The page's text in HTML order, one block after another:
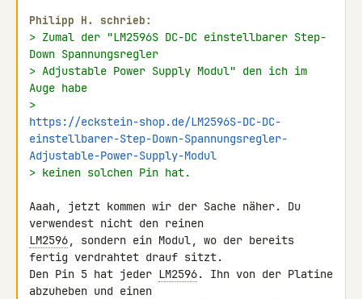
Philipp H. schrieb:
> Zumal der "LM2596S DC-DC einstellbarer Step-
Down Spannungsregler
> Adjustable Power Supply Modul" den ich im
Auge habe
>
https://eckstein-shop.de/LM2596S-DC-DC-
einstellbarer-Step-Down-Spannungsregler-
Adjustable-Power-Supply-Modul
> keinen solchen Pin hat.
Aaah, jetzt kommen wir der Sache näher. Du
LM2596, sondern ein Modul, wo der bereits
fertig verdrahtet drauf sitzt.
Den Pin 5 hat jeder LM2596. Ihn von der Platine
abzuheben und einen